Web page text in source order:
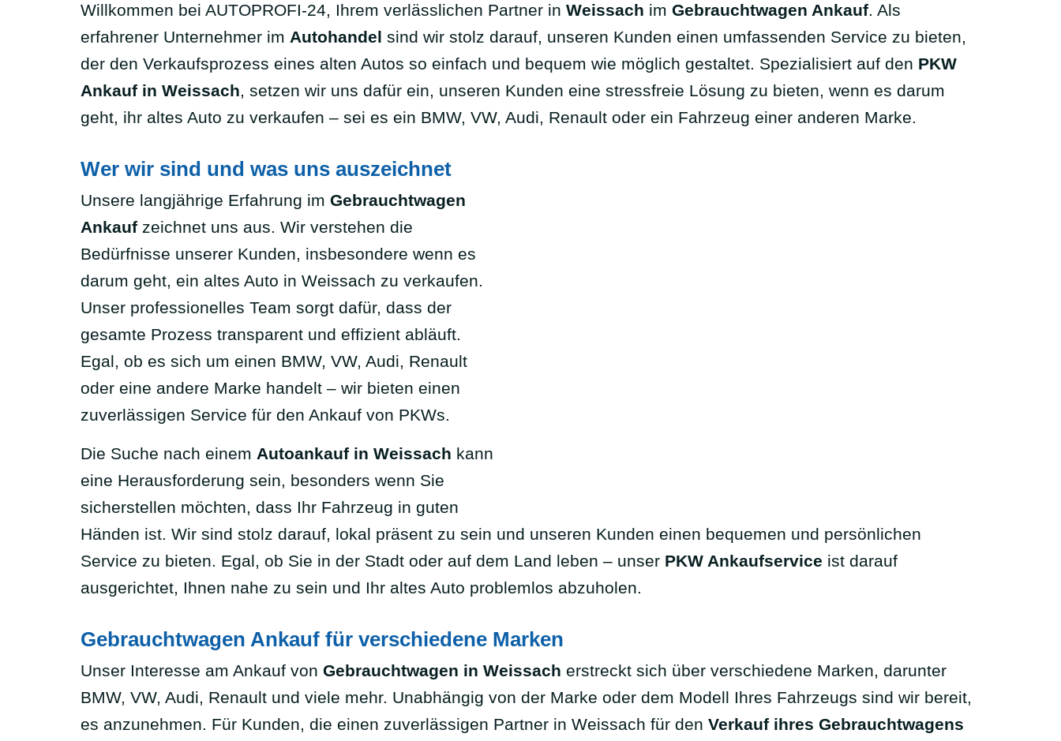
Willkommen bei AUTOPROFI-24, Ihrem verlässlichen Partner in Weissach im Gebrauchtwagen Ankauf. Als
erfahrener Unternehmer im Autohandel sind wir stolz darauf, unseren Kunden einen umfassenden Service zu bieten,
der den Verkaufsprozess eines alten Autos so einfach und bequem wie möglich gestaltet. Spezialisiert auf den PKW
Ankauf in Weissach, setzen wir uns dafür ein, unseren Kunden eine stressfreie Lösung zu bieten, wenn es darum
geht, ihr altes Auto zu verkaufen – sei es ein BMW, VW, Audi, Renault oder ein Fahrzeug einer anderen Marke.
Wer wir sind und was uns auszeichnet
Unsere langjährige Erfahrung im Gebrauchtwagen
Ankauf zeichnet uns aus. Wir verstehen die
Bedürfnisse unserer Kunden, insbesondere wenn es
darum geht, ein altes Auto in Weissach zu verkaufen.
Unser professionelles Team sorgt dafür, dass der
gesamte Prozess transparent und effizient abläuft.
Egal, ob es sich um einen BMW, VW, Audi, Renault
oder eine andere Marke handelt – wir bieten einen
zuverlässigen Service für den Ankauf von PKWs.
Die Suche nach einem Autoankauf in Weissach kann
eine Herausforderung sein, besonders wenn Sie
sicherstellen möchten, dass Ihr Fahrzeug in guten
Händen ist. Wir sind stolz darauf, lokal präsent zu sein und unseren Kunden einen bequemen und persönlichen
Service zu bieten. Egal, ob Sie in der Stadt oder auf dem Land leben – unser PKW Ankaufservice ist darauf
ausgerichtet, Ihnen nahe zu sein und Ihr altes Auto problemlos abzuholen.
Gebrauchtwagen Ankauf für verschiedene Marken
Unser Interesse am Ankauf von Gebrauchtwagen in Weissach erstreckt sich über verschiedene Marken, darunter
BMW, VW, Audi, Renault und viele mehr. Unabhängig von der Marke oder dem Modell Ihres Fahrzeugs sind wir bereit,
es anzunehmen. Für Kunden, die einen zuverlässigen Partner in Weissach für den Verkauf ihres Gebrauchtwagens